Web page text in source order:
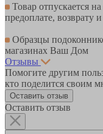
Товар отпускается
предоплате, возврату
Образцы
магазинах Ваш Дом
Отзывы
Помогите другим
кто поделится своим
Оставить отзыв
Оставить отзыв